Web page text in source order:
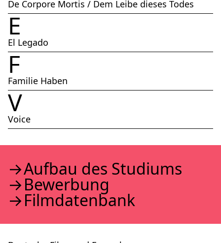
2002
De Corpore Mortis / Dem Leibe dieses Todes
E
El Legado
F
Familie Haben
V
Voice
Auf­bau des Stu­di­ums
Bewer­bung
Film­da­ten­bank